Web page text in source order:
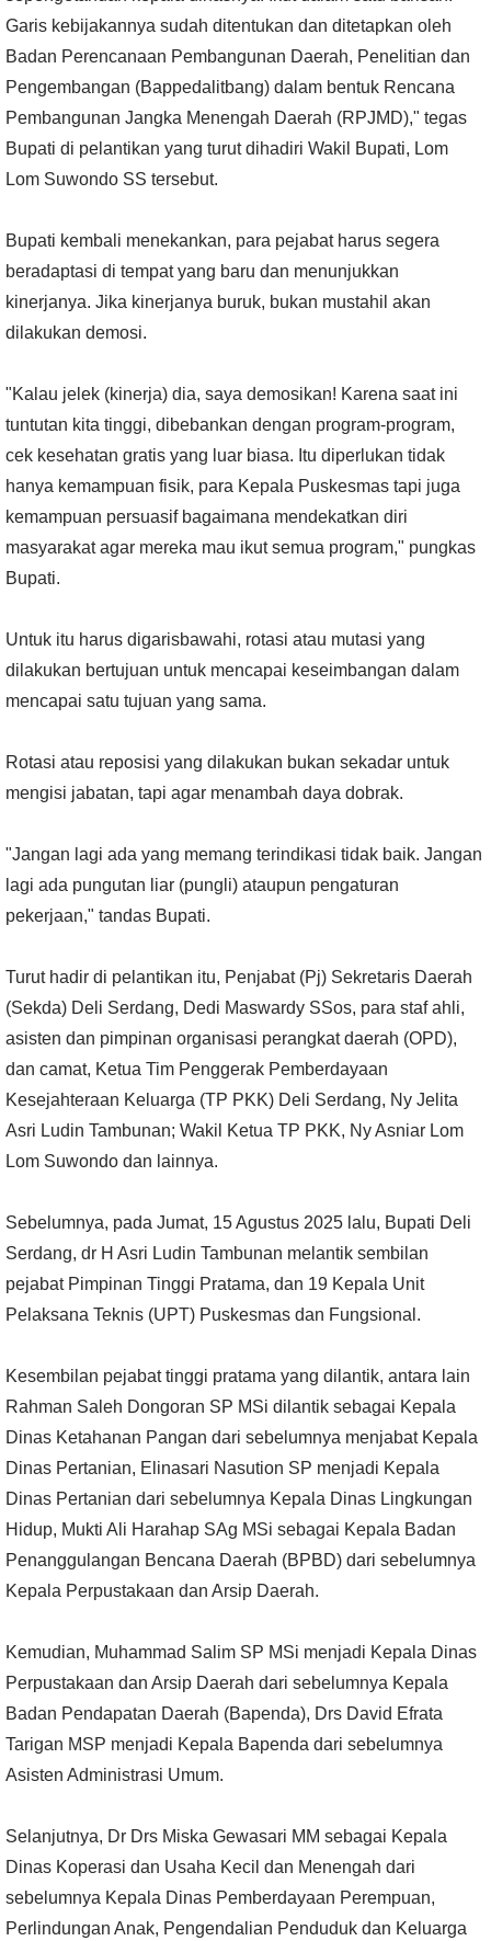
Garis kebijakannya sudah ditentukan dan ditetapkan oleh
Badan Perencanaan Pembangunan Daerah, Penelitian dan
Pengembangan (Bappedalitbang) dalam bentuk Rencana
Pembangunan Jangka Menengah Daerah (RPJMD)," tegas
Bupati di pelantikan yang turut dihadiri Wakil Bupati, Lom
Lom Suwondo SS tersebut.
Bupati kembali menekankan, para pejabat harus segera
beradaptasi di tempat yang baru dan menunjukkan
kinerjanya. Jika kinerjanya buruk, bukan mustahil akan
dilakukan demosi.
"Kalau jelek (kinerja) dia, saya demosikan! Karena saat ini
tuntutan kita tinggi, dibebankan dengan program-program,
cek kesehatan gratis yang luar biasa. Itu diperlukan tidak
hanya kemampuan fisik, para Kepala Puskesmas tapi juga
kemampuan persuasif bagaimana mendekatkan diri
masyarakat agar mereka mau ikut semua program," pungkas
Bupati.
Untuk itu harus digarisbawahi, rotasi atau mutasi yang
dilakukan bertujuan untuk mencapai keseimbangan dalam
mencapai satu tujuan yang sama.
Rotasi atau reposisi yang dilakukan bukan sekadar untuk
mengisi jabatan, tapi agar menambah daya dobrak.
"Jangan lagi ada yang memang terindikasi tidak baik. Jangan
lagi ada pungutan liar (pungli) ataupun pengaturan
pekerjaan," tandas Bupati.
Turut hadir di pelantikan itu, Penjabat (Pj) Sekretaris Daerah
(Sekda) Deli Serdang, Dedi Maswardy SSos, para staf ahli,
asisten dan pimpinan organisasi perangkat daerah (OPD),
dan camat, Ketua Tim Penggerak Pemberdayaan
Kesejahteraan Keluarga (TP PKK) Deli Serdang, Ny Jelita
Asri Ludin Tambunan; Wakil Ketua TP PKK, Ny Asniar Lom
Lom Suwondo dan lainnya.
Sebelumnya, pada Jumat, 15 Agustus 2025 lalu, Bupati Deli
Serdang, dr H Asri Ludin Tambunan melantik sembilan
pejabat Pimpinan Tinggi Pratama, dan 19 Kepala Unit
Pelaksana Teknis (UPT) Puskesmas dan Fungsional.
Kesembilan pejabat tinggi pratama yang dilantik, antara lain
Rahman Saleh Dongoran SP MSi dilantik sebagai Kepala
Dinas Ketahanan Pangan dari sebelumnya menjabat Kepala
Dinas Pertanian, Elinasari Nasution SP menjadi Kepala
Dinas Pertanian dari sebelumnya Kepala Dinas Lingkungan
Hidup, Mukti Ali Harahap SAg MSi sebagai Kepala Badan
Penanggulangan Bencana Daerah (BPBD) dari sebelumnya
Kepala Perpustakaan dan Arsip Daerah.
Kemudian, Muhammad Salim SP MSi menjadi Kepala Dinas
Perpustakaan dan Arsip Daerah dari sebelumnya Kepala
Badan Pendapatan Daerah (Bapenda), Drs David Efrata
Tarigan MSP menjadi Kepala Bapenda dari sebelumnya
Asisten Administrasi Umum.
Selanjutnya, Dr Drs Miska Gewasari MM sebagai Kepala
Dinas Koperasi dan Usaha Kecil dan Menengah dari
sebelumnya Kepala Dinas Pemberdayaan Perempuan,
Perlindungan Anak, Pengendalian Penduduk dan Keluarga